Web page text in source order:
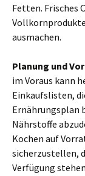
Fetten. Frisches
ausmachen.
Planung und
im Voraus kann
Einkaufslisten,
Ernährungsplan
Nährstoffe
Kochen auf
sicherzustellen,
Verfügung